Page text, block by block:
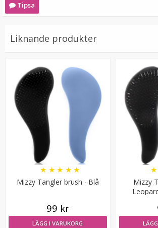
LÄGG I VARUKORG
Elastisk perukstrumpa
Tipsa
Liknande produkter
Mizzy Tangler brush - Blå
★ ★ ★ ★ ★
99 kr
LÄGG I VARUKORG
Mizzy
★